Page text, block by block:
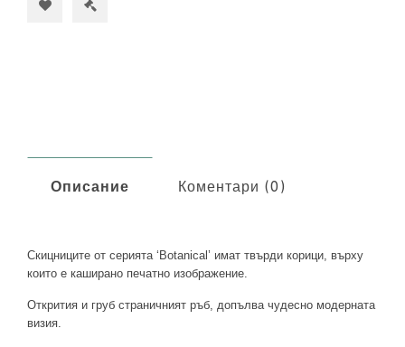
Описание Коментари (0)
Скицницитe от серията ‘ Botanical’ имат твърди корици, върху
които е каширанo печатнo изображениe.
Открития и груб страничният ръб, допълва чудесно модерната
визия.